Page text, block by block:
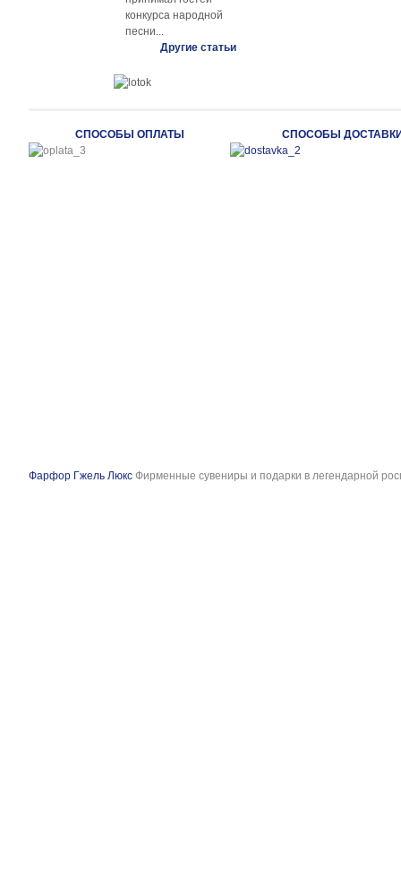
конкурса народной
песни...
Другие статьи
СПОСОБЫ ОПЛАТЫ СПОСОБЫ
Фарфор Гжель Люкс Фирменные сувениры и подарки в легендарной